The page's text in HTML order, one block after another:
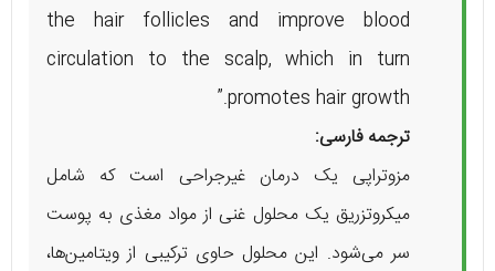
the hair follicles and improve blood
circulation to the scalp, which in turn
promotes hair growth.”
ترجمه فارسی:
مزوتراپی یک درمان غیرجراحی است که شامل
میکروتزریق یک محلول غنی از مواد مغذی به پوست
سر می‌شود. این محلول حاوی ترکیبی از ویتامین‌ها،